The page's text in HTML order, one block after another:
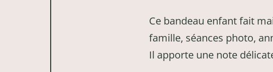
Ce bandeau enfant fait
famille, séances photo,
Il apporte une note